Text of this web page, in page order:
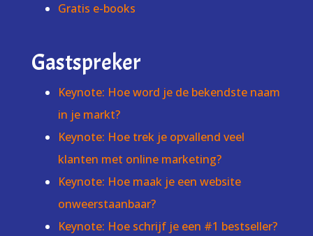
Gratis e-books
Gastspreker
Keynote: Hoe word je de bekendste naam
in je markt?
Keynote: Hoe trek je opvallend veel
klanten met online marketing?
Keynote: Hoe maak je een website
onweerstaanbaar?
Keynote: Hoe schrijf je een #1 bestseller?